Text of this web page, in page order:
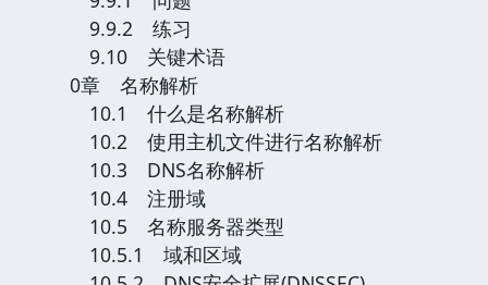
9.9.2 练习
9.10 关键术语
0章 名称解析
10.1 什么是名称解析
10.2 使用主机文件进行名称解析
10.3 DNS名称解析
10.4 注册域
10.5 名称服务器类型
10.5.1 域和区域